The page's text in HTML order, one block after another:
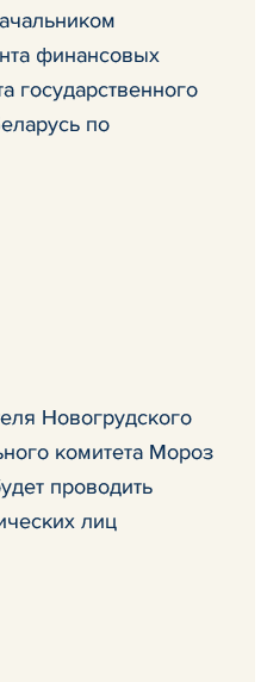
финансовых
государственного
по
Новогрудского
комитета Мороз
проводить
лиц